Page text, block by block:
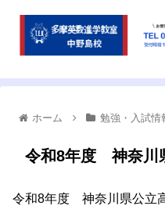
ホーム 勉強・入試情
令和8年度 神奈川
令和8年度 神奈川県公立